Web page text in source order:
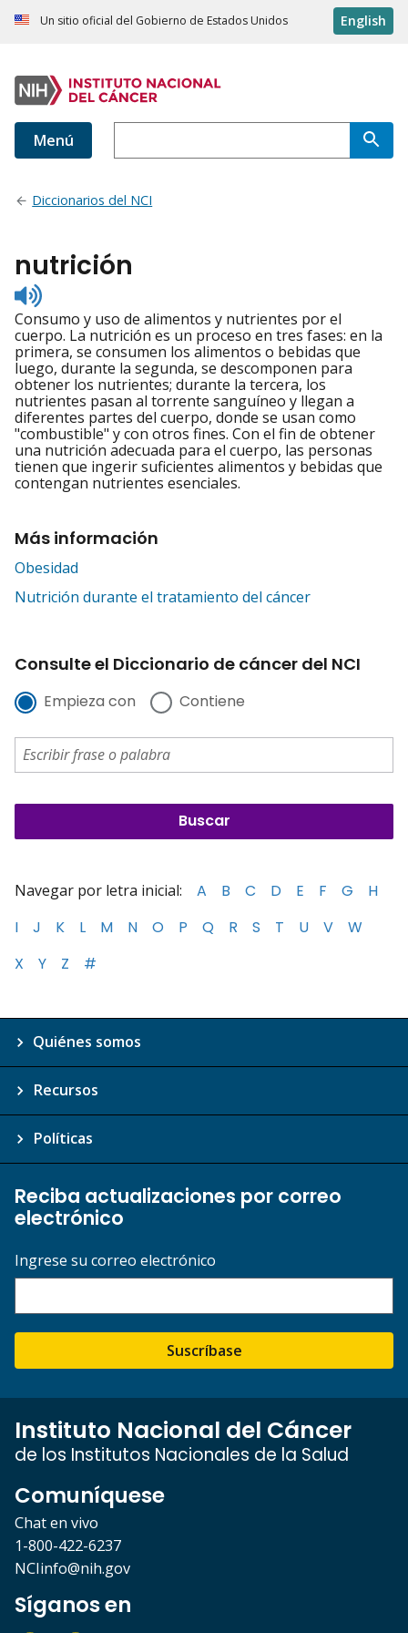
Un sitio oficial del Gobierno de Estados Unidos English
Menú
Diccionarios del NCI
nutrición
Listen
to
pronunciation
Consumo y uso de alimentos y nutrientes por el
cuerpo. La nutrición es un proceso en tres fases: en la
primera, se consumen los alimentos o bebidas que
luego, durante la segunda, se descomponen para
obtener los nutrientes; durante la tercera, los
nutrientes pasan al torrente sanguíneo y llegan a
diferentes partes del cuerpo, donde se usan como
"combustible" y con otros fines. Con el fin de obtener
una nutrición adecuada para el cuerpo, las personas
tienen que ingerir suficientes alimentos y bebidas que
contengan nutrientes esenciales.
Más información
Obesidad
Nutrición durante el tratamiento del cáncer
Consulte el Diccionario de cáncer del NCI
Empieza con Contiene
Navegar por letra inicial: A B C D E F G
H
I
J K L M N O P Q R S T U V
W
X
Y Z #
Quiénes somos
Recursos
Políticas
Reciba actualizaciones por correo
electrónico
Ingrese su correo electrónico
Suscríbase
Instituto Nacional del Cáncer
de los Institutos Nacionales de la Salud
Comuníquese
Chat en vivo
1-800-422-6237
NCIinfo@nih.gov
Síganos en